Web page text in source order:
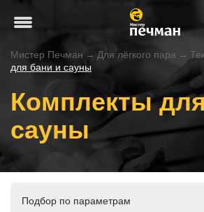
Мистер Печман → Для лёгкого пара →
для бани и сауны
Комплекты
сауны
Подбор по параметрам